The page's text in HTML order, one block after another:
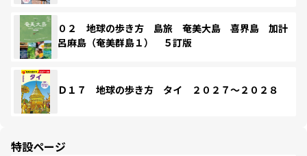
０２ 地球の歩き方 島旅 奄美大島 喜界島 加計
呂麻島（奄美群島１） ５訂版
Ｄ１７ 地球の歩き方 タイ ２０２７～２０２８
特設ページ